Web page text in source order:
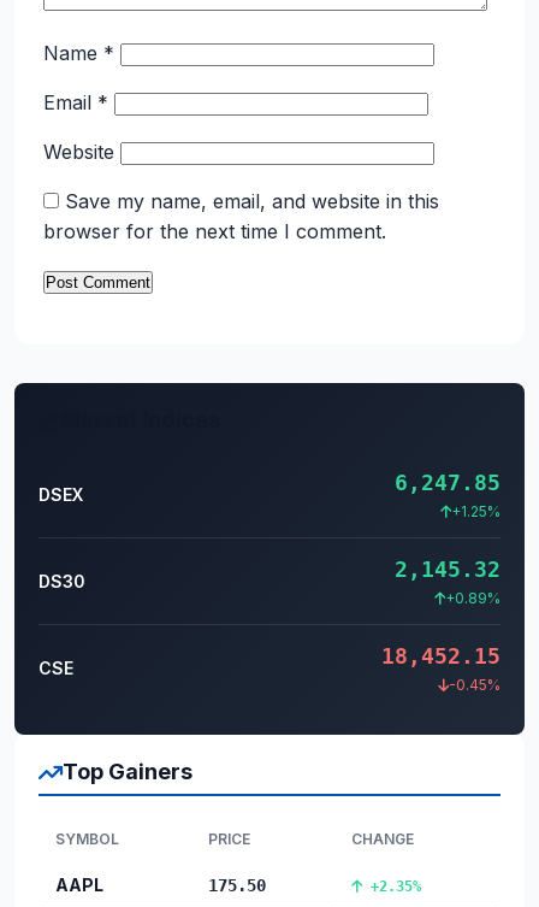
Name *
Email *
Website
Save my name, email, and website in this
browser for the next time I comment.
DSEX 6,247.85
+1.25%
DS30 2,145.32
+0.89%
CSE 18,452.15
-0.45%
Top Gainers
SYMBOL PRICE CHANGE
AAPL 175.50 +2.35%